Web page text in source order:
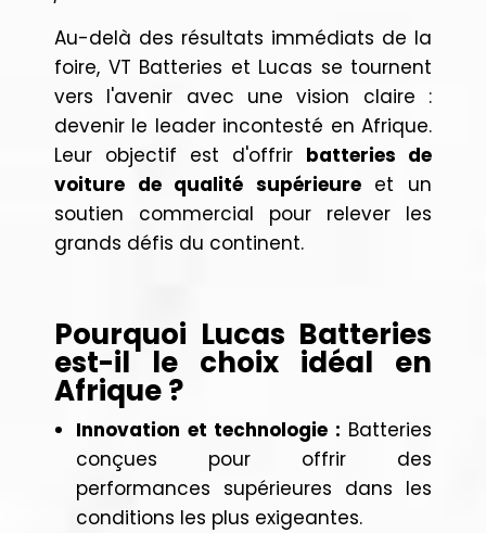
Au-delà des résultats immédiats de la
foire, VT Batteries et Lucas se tournent
vers l'avenir avec une vision claire :
devenir le leader incontesté en Afrique.
Leur objectif est d'offrir batteries de
voiture de qualité supérieureet un
soutien commercial pour relever les
grands défis du continent.
Pourquoi Lucas Batteries
est-il le choix idéal en
Afrique ?
Innovation et technologie : Batteries
conçues pour offrir des
performances supérieures dans les
conditions les plus exigeantes.